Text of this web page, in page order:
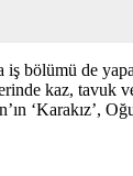
bölümü de
kaz,
‘Karakız’,